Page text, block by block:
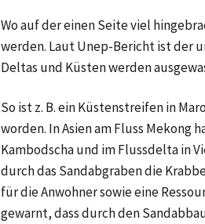
Wo auf der einen Seite viel
werden. Laut Unep-Bericht ist der
Deltas und Küsten werden
So ist z. B. ein Küstenstreifen in
worden. In Asien am Fluss Mekong
Kambodscha und im Flussdelta in
durch das Sandabgraben die
für die Anwohner sowie eine
gewarnt, dass durch den